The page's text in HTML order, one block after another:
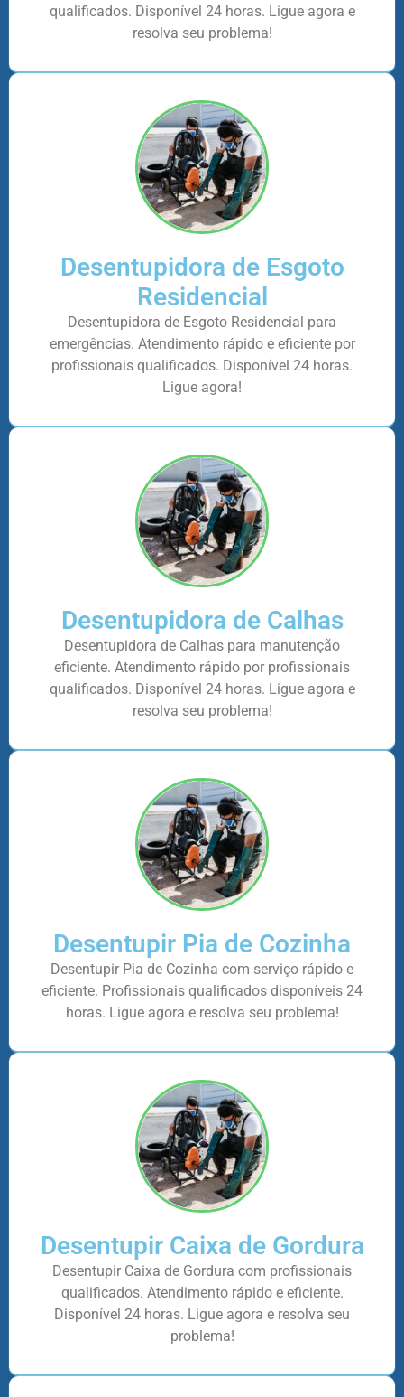
qualificados. Disponível 24 horas. Ligue agora e
resolva seu problema!
Desentupidora de Esgoto
Residencial
Desentupidora de Esgoto Residencial para
emergências. Atendimento rápido e eficiente por
profissionais qualificados. Disponível 24 horas.
Ligue agora!
Desentupidora de Calhas
Desentupidora de Calhas para manutenção
eficiente. Atendimento rápido por profissionais
qualificados. Disponível 24 horas. Ligue agora e
resolva seu problema!
Desentupir Pia de Cozinha
Desentupir Pia de Cozinha com serviço rápido e
eficiente. Profissionais qualificados disponíveis 24
horas. Ligue agora e resolva seu problema!
Desentupir Caixa de Gordura
Desentupir Caixa de Gordura com profissionais
qualificados. Atendimento rápido e eficiente.
Disponível 24 horas. Ligue agora e resolva seu
problema!